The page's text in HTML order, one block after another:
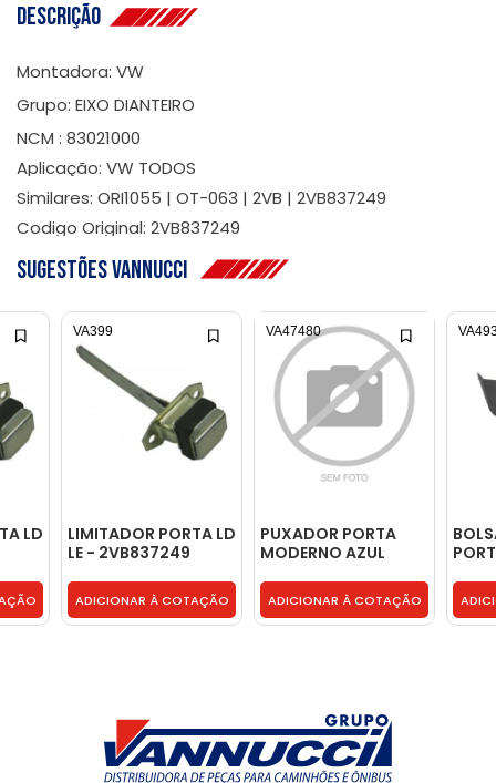
Descrição
Montadora: VW
Grupo: EIXO DIANTEIRO
NCM : 83021000
Aplicação: VW TODOS
Similares: ORI1055 | OT-063 | 2VB | 2VB837249
Codigo Original: 2VB837249
Sugestões Vannucci
LD
LIMITADOR PORTA LD
LE - 2VB837249
ADICIONAR À COTAÇÃO
VA399
PUXADOR PORTA
MODERNO AZUL
6967237009 5018
ADICIONAR À COTAÇÃO
VA47480